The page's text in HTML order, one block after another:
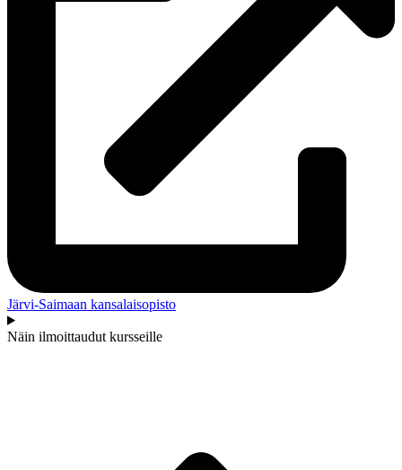
Järvi-Saimaan kansalaisopisto
Näin ilmoittaudut kursseille